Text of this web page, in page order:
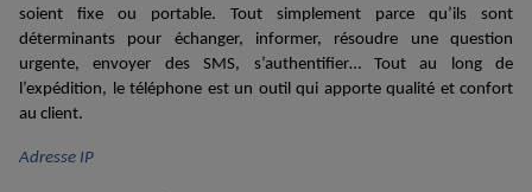
soient fixe ou portable. Tout simplement parce qu’ils sont
déterminants pour échanger, informer, résoudre une question
urgente, envoyer des SMS, s’authentifier… Tout au long de
l’expédition, le téléphone est un outil qui apporte qualité et confort
au client.
Adresse IP